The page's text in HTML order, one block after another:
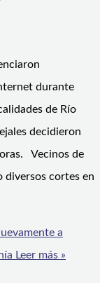
durante
de Río
decidieron
Vecinos de
diversos cortes en
a
Leer más »